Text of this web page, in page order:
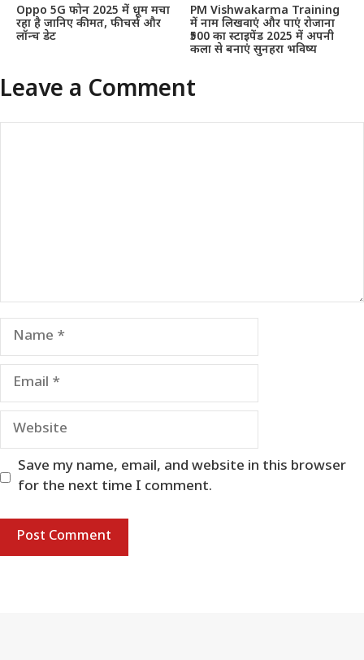
Oppo 5G फोन 2025 में धूम मचा
रहा है जानिए कीमत, फीचर्स और
लॉन्च डेट
PM Vishwakarma Training
में नाम लिखवाएं और पाएं रोजाना
₹500 का स्टाइपेंड 2025 में अपनी
कला से बनाएं सुनहरा भविष्य
Leave a Comment
Name
Email
Website
Save my name, email, and website in this browser
for the next time I comment.